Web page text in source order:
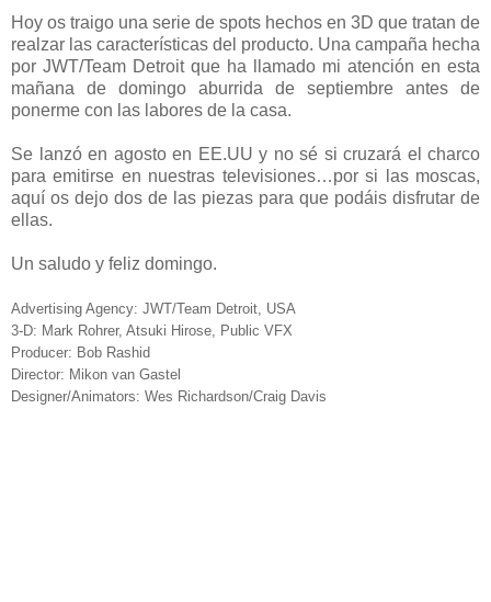
Hoy os traigo una serie de spots hechos en 3D que tratan de
realzar las características del producto. Una campaña hecha
por JWT/Team Detroit que ha llamado mi atención en esta
mañana de domingo aburrida de septiembre antes de
ponerme con las labores de la casa.
Se lanzó en agosto en EE.UU y no sé si cruzará el charco
para emitirse en nuestras televisiones…por si las moscas,
aquí os dejo dos de las piezas para que podáis disfrutar de
ellas.
Un saludo y feliz domingo.
Advertising Agency: JWT/Team Detroit, USA
3-D: Mark Rohrer, Atsuki Hirose, Public VFX
Producer: Bob Rashid
Director: Mikon van Gastel
Designer/Animators: Wes Richardson/Craig Davis